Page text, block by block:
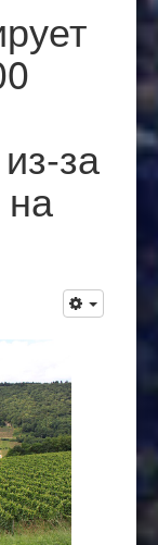
за
на